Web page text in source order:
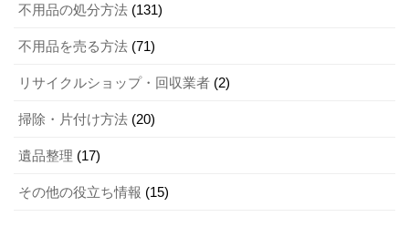
不用品の処分方法 (131)
不用品を売る方法 (71)
リサイクルショップ・回収業者 (2)
掃除・片付け方法 (20)
遺品整理 (17)
その他の役立ち情報 (15)